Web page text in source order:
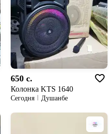
650 c.
Колонка KTS 1640
Сегодня Душанбе